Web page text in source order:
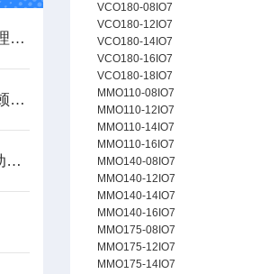
西门康可控硅模块的原理及应用
百年匠心护电行——伊顿巴斯曼熔断器详解
英飞凌为Rivian供应电动汽车牵引逆变器功率模块
VCO180-08IO7
VCO180-12IO7
VCO180-14IO7
VCO180-16IO7
VCO180-18IO7
MMO110-08IO7
MMO110-12IO7
MMO110-14IO7
MMO110-16IO7
MMO140-08IO7
MMO140-12IO7
MMO140-14IO7
MMO140-16IO7
MMO175-08IO7
MMO175-12IO7
MMO175-14IO7